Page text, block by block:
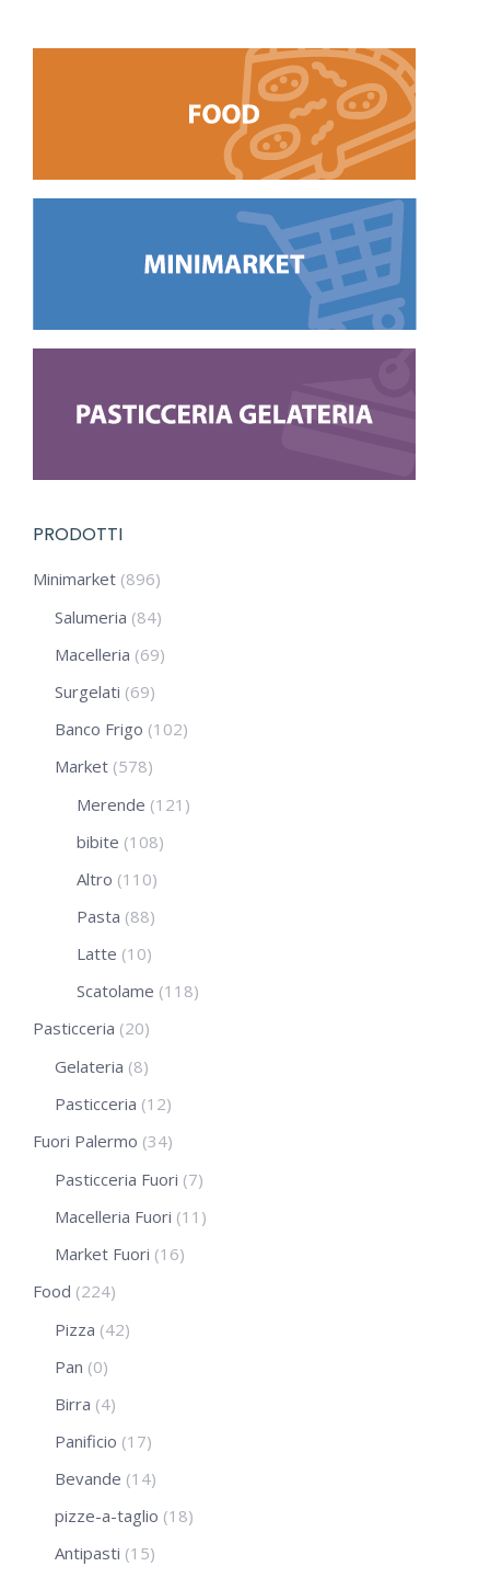
PRODOTTI
Minimarket (896)
Salumeria (84)
Macelleria (69)
Surgelati (69)
Banco Frigo (102)
Market (578)
Merende (121)
bibite (108)
Altro (110)
Pasta (88)
Latte (10)
Scatolame (118)
Pasticceria (20)
Gelateria (8)
Pasticceria (12)
Fuori Palermo (34)
Pasticceria Fuori (7)
Macelleria Fuori (11)
Market Fuori (16)
Food (224)
Pizza (42)
Pan (0)
Birra (4)
Panificio (17)
Bevande (14)
pizze-a-taglio (18)
Antipasti (15)